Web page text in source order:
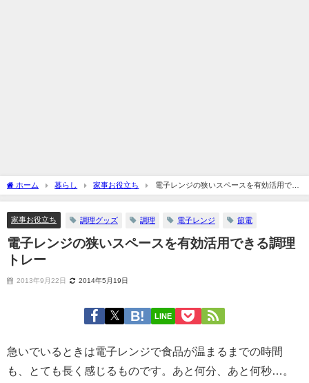
ホーム 暮らし 家事お役立ち
電子レンジの狭いスペースを有効活用でき
る調理トレー
家事お役立ち 調理グッズ 調理 電子レンジ 節電
電子レンジの狭いスペースを有効活用できる調理
トレー
2013年9月22日 2014年5月19日
LINE
急いでいるときは電子レンジで食品が温まるまでの時間
も、とても長く感じるものです。あと何分、あと何秒…。